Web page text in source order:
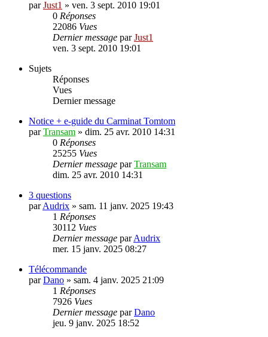
parJust1 » ven. 3 sept. 2010 19:01
0 Réponses
22086 Vues
Dernier message parJust1
ven. 3 sept. 2010 19:01
Sujets
Réponses
Vues
Dernier message
Notice + e-guide du Carminat Tomtom
parTransam » dim. 25 avr. 2010 14:31
0 Réponses
25255 Vues
Dernier message parTransam
dim. 25 avr. 2010 14:31
3 questions
parAudrix » sam. 11 janv. 2025 19:43
1 Réponses
30112 Vues
Dernier message parAudrix
mer. 15 janv. 2025 08:27
Télécommande
parDano » sam. 4 janv. 2025 21:09
1 Réponses
7926 Vues
Dernier message parDano
jeu. 9 janv. 2025 18:52